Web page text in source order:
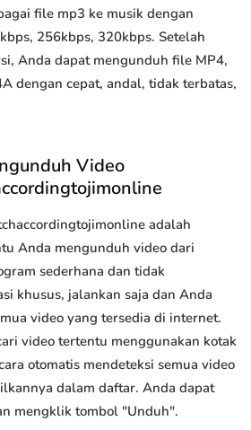
file mp3 ke musik dengan
256kbps, 320kbps. Setelah
Anda dapat mengunduh file MP4,
dengan cepat, andal, tidak terbatas,
Video
adalah
Anda mengunduh video dari
sederhana dan tidak
khusus, jalankan saja dan Anda
video yang tersedia di internet.
video tertentu menggunakan kotak
otomatis mendeteksi semua video
dalam daftar. Anda dapat
mengklik tombol "Unduh".